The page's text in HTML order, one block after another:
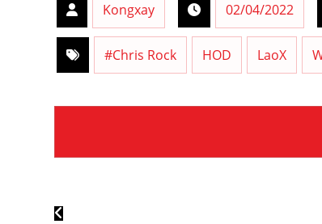
Kongxay 02/04/2022
#Chris Rock HOD LaoX